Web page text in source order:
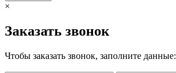
×
Заказать звонок
Чтобы заказать звонок, заполните данные: